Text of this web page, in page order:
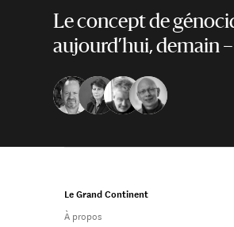
Le concept de
aujourd’hui, demain
Le Grand Continent
À propos